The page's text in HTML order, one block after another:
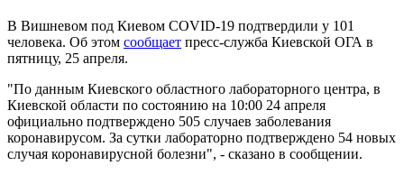
В Вишневом под Киевом СOVID-19 подтвердили у 101
человека. Об этом сообщает пресс-служба Киевской ОГА в
пятницу, 25 апреля.
"По данным Киевского областного лабораторного центра, в
Киевской области по состоянию на 10:00 24 апреля
официально подтверждено 505 случаев заболевания
коронавирусом. За сутки лабораторно подтверждено 54 новых
случая коронавирусной болезни", - сказано в сообщении.